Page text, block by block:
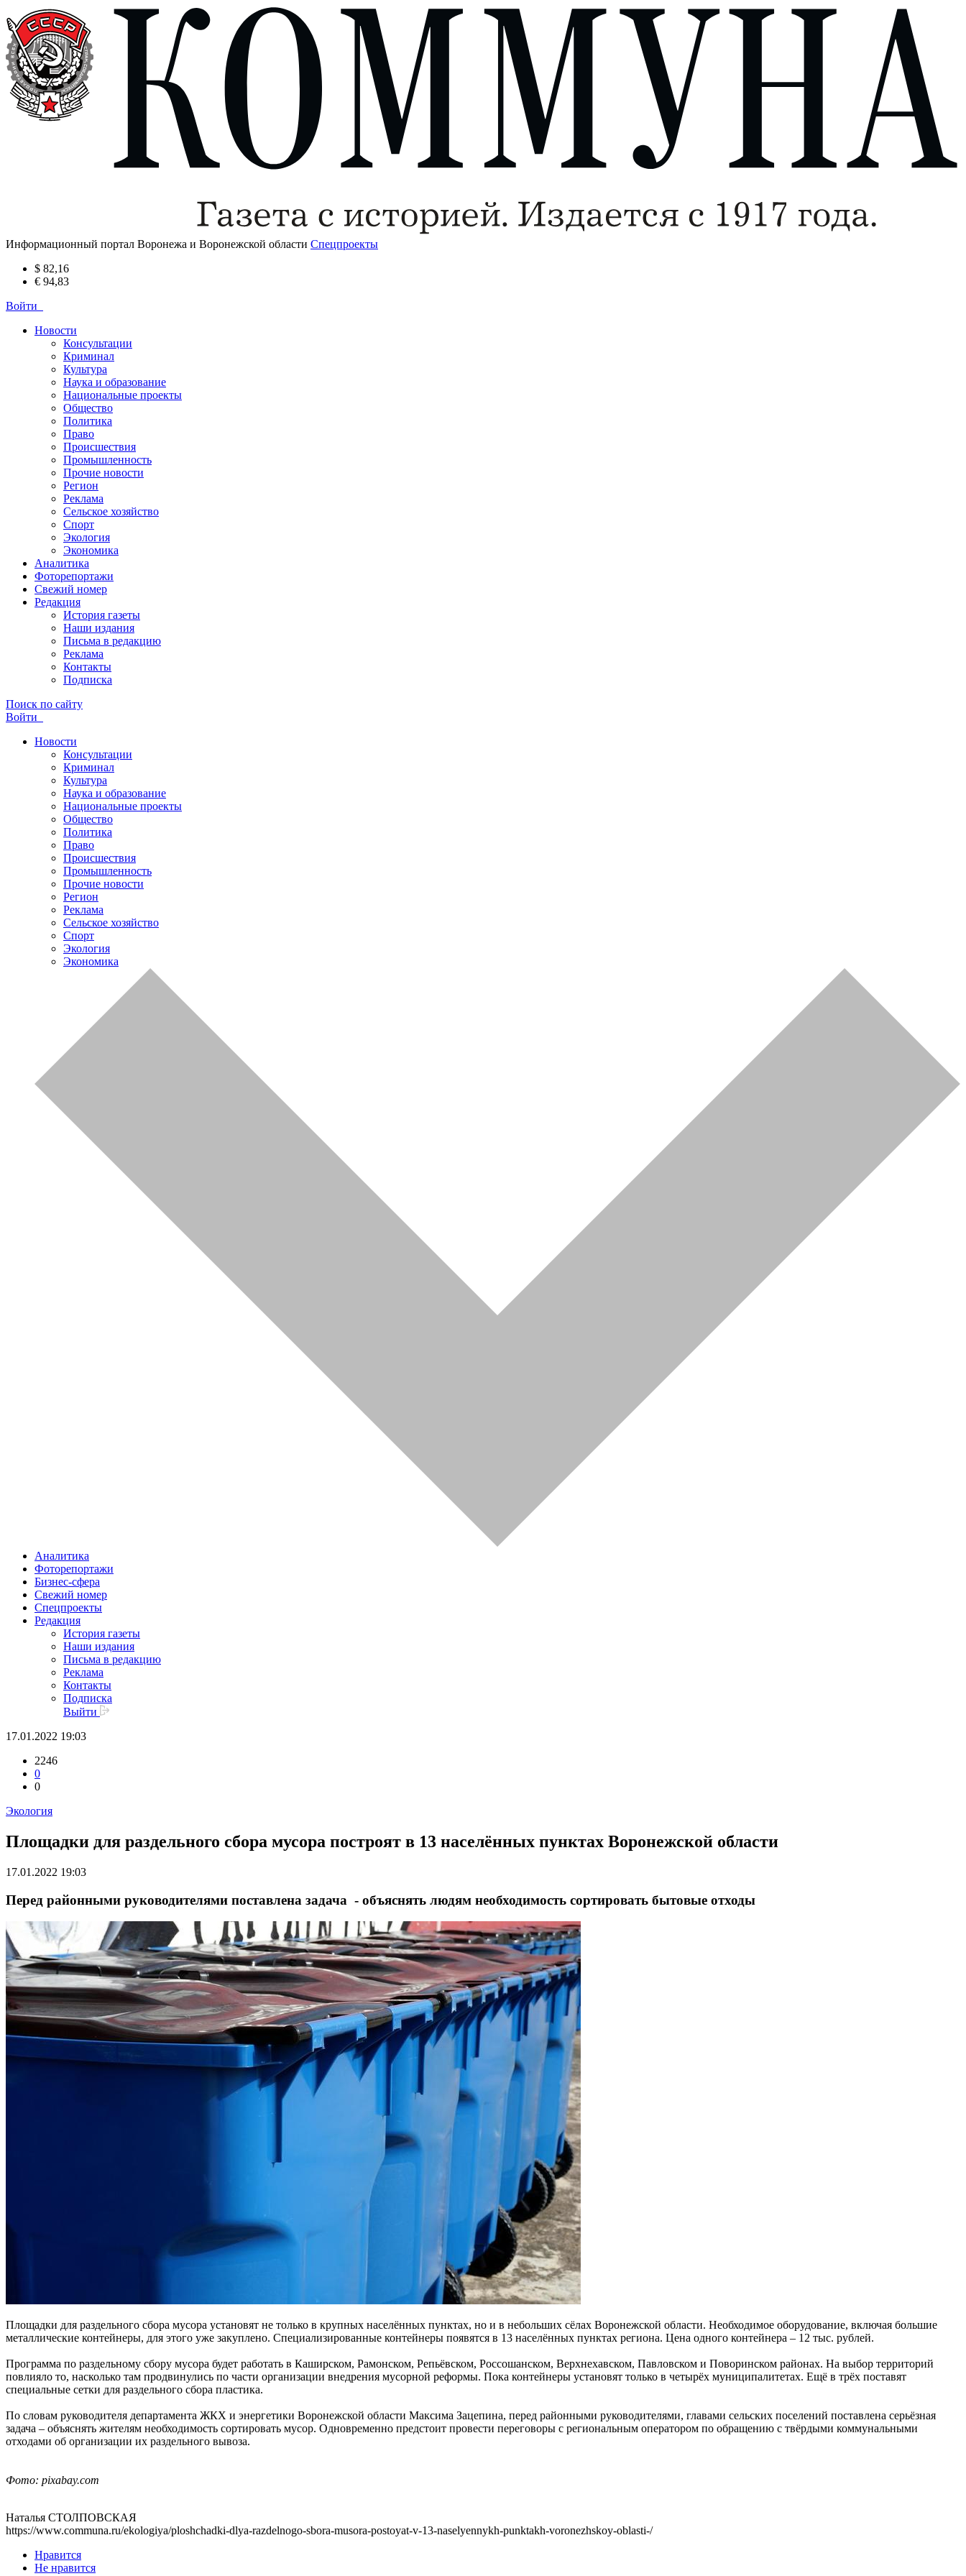
Информационный портал Воронежа и Воронежской области Спецпроекты
$ 82,16
€ 94,83
Войти
Новости
Консультации
Криминал
Культура
Наука и образование
Национальные проекты
Общество
Политика
Право
Происшествия
Промышленность
Прочие новости
Регион
Реклама
Сельское хозяйство
Спорт
Экология
Экономика
Аналитика
Фоторепортажи
Свежий номер
Редакция
История газеты
Наши издания
Письма в редакцию
Реклама
Контакты
Подписка
Поиск по сайту
Войти
Новости
Консультации
Криминал
Культура
Наука и образование
Национальные проекты
Общество
Политика
Право
Происшествия
Промышленность
Прочие новости
Регион
Реклама
Сельское хозяйство
Спорт
Экология
Экономика
Аналитика
Фоторепортажи
Бизнес-сфера
Свежий номер
Спецпроекты
Редакция
История газеты
Наши издания
Письма в редакцию
Реклама
Контакты
Подписка
Выйти
17.01.2022 19:03
2246
0
0
Экология
Площадки для раздельного сбора мусора построят в 13 населённых пунктах Воронежской области
17.01.2022 19:03
Перед районными руководителями поставлена задача - объяснять людям необходимость сортировать бытовые отходы
Площадки для раздельного сбора мусора установят не только в крупных населённых пунктах, но и в небольших сёлах Воронежской области. Необходимое оборудование, включая большие
металлические контейнеры, для этого уже закуплено. Специализированные контейнеры появятся в 13 населённых пунктах региона. Цена одного контейнера – 12 тыс. рублей.
Программа по раздельному сбору мусора будет работать в Каширском, Рамонском, Репьёвском, Россошанском, Верхнехавском, Павловском и Поворинском районах. На выбор территорий
повлияло то, насколько там продвинулись по части организации внедрения мусорной реформы. Пока контейнеры установят только в четырёх муниципалитетах. Ещё в трёх поставят
специальные сетки для раздельного сбора пластика.
По словам руководителя департамента ЖКХ и энергетики Воронежской области Максима Зацепина, перед районными руководителями, главами сельских поселений поставлена серьёзная
задача – объяснять жителям необходимость сортировать мусор. Одновременно предстоит провести переговоры с региональным оператором по обращению с твёрдыми коммунальными
отходами об организации их раздельного вывоза.
Фото: pixabay.com
Наталья СТОЛПОВСКАЯ
https://www.communa.ru/ekologiya/ploshchadki-dlya-razdelnogo-sbora-musora-postoyat-v-13-naselyennykh-punktakh-voronezhskoy-oblasti-/
Нравится
Не нравится